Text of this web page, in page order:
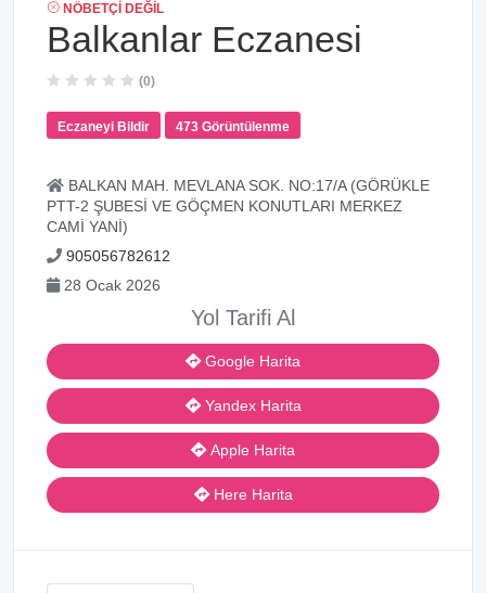
NÖBETÇI DEĞIL
Balkanlar Eczanesi
(0)
Eczaneyi Bildir 473 Görüntülenme
BALKAN MAH. MEVLANA SOK. NO:17/A (GÖRÜKLE
PTT-2 ŞUBESİ VE GÖÇMEN KONUTLARI MERKEZ
CAMİ YANİ)
905056782612
28 Ocak 2026
Yol Tarifi Al
Google Harita
Yandex Harita
Apple Harita
Here Harita